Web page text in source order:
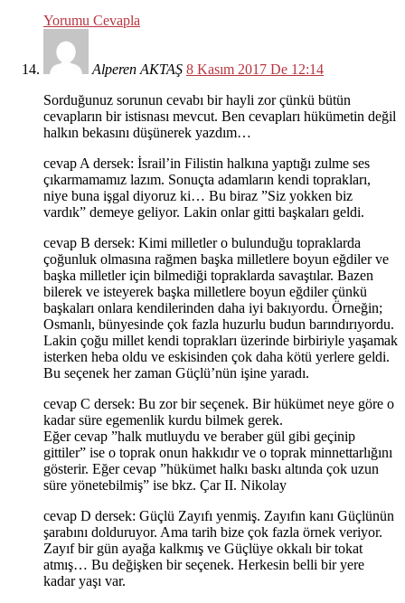
Yorumu Cevapla
Alperen AKTAŞ 8 Kasım 2017 De 12:14
Sorduğunuz sorunun cevabı bir hayli zor çünkü bütün
cevapların bir istisnası mevcut. Ben cevapları hükümetin değil
halkın bekasını düşünerek yazdım…
cevap A dersek: İsrail’in Filistin halkına yaptığı zulme ses
çıkarmamamız lazım. Sonuçta adamların kendi toprakları,
niye buna işgal diyoruz ki… Bu biraz ”Siz yokken biz
vardık” demeye geliyor. Lakin onlar gitti başkaları geldi.
cevap B dersek: Kimi milletler o bulunduğu topraklarda
çoğunluk olmasına rağmen başka milletlere boyun eğdiler ve
başka milletler için bilmediği topraklarda savaştılar. Bazen
bilerek ve isteyerek başka milletlere boyun eğdiler çünkü
başkaları onlara kendilerinden daha iyi bakıyordu. Örneğin;
Osmanlı, bünyesinde çok fazla huzurlu budun barındırıyordu.
Lakin çoğu millet kendi toprakları üzerinde birbiriyle yaşamak
isterken heba oldu ve eskisinden çok daha kötü yerlere geldi.
Bu seçenek her zaman Güçlü’nün işine yaradı.
cevap C dersek: Bu zor bir seçenek. Bir hükümet neye göre o
kadar süre egemenlik kurdu bilmek gerek.
Eğer cevap ”halk mutluydu ve beraber gül gibi geçinip
gittiler” ise o toprak onun hakkıdır ve o toprak minnettarlığını
gösterir. Eğer cevap ”hükümet halkı baskı altında çok uzun
süre yönetebilmiş” ise bkz. Çar II. Nikolay
cevap D dersek: Güçlü Zayıfı yenmiş. Zayıfın kanı Güçlünün
şarabını dolduruyor. Ama tarih bize çok fazla örnek veriyor.
Zayıf bir gün ayağa kalkmış ve Güçlüye okkalı bir tokat
atmış… Bu değişken bir seçenek. Herkesin belli bir yere
kadar yaşı var.